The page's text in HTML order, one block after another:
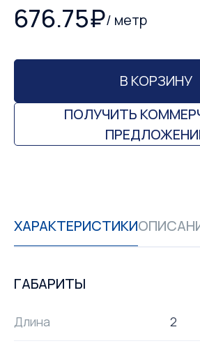
676.75₽/ метр
В КОРЗИНУ
ПОЛУЧИТЬ
ХАРАКТЕРИСТИКИ
ГАБАРИТЫ
Длина 2